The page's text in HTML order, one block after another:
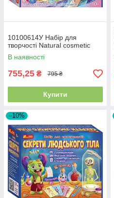
10100614У Набір для
творчості Natural cosmetic
В наявності
755,25 ₴ 795 ₴
Купити
–10%